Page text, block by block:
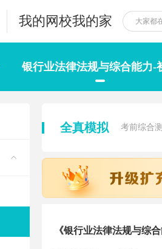
我的网校我的家
银行业法律法规与综合能力-
全真模拟 考前综合
《银行业法律法规与综